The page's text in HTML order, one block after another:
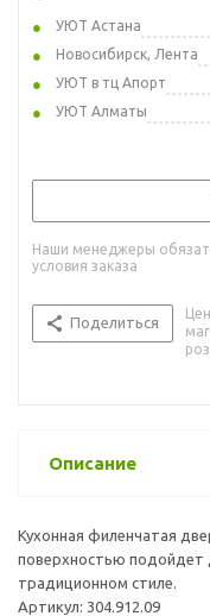
УЮТ Астана
Новосибирск, Лента
УЮТ в тц Апорт
УЮТ Алматы
Наши менеджеры
условия заказа
Поделиться
Описание
Кухонная филенчатая
поверхностью подойдет
традиционном стиле.
Артикул: 304.912.09